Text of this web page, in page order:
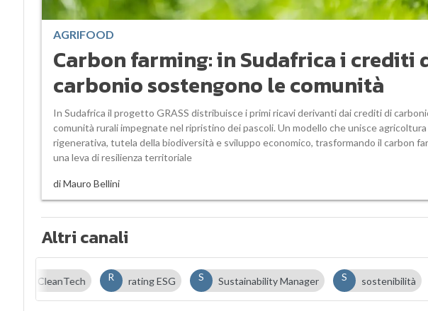
AGRIFOOD
Carbon farming: in Sudafrica i crediti
carbonio sostengono le comunità
In Sudafrica il progetto GRASS distribuisce i primi ricavi derivanti dai crediti di
comunità rurali impegnate nel ripristino dei pascoli. Un modello che unisce agricoltura
rigenerativa, tutela della biodiversità e sviluppo economico, trasformando il carbon
una leva di resilienza territoriale
diMauro Bellini
Altri canali
CleanTech R rating ESG S Sustainability Manager S sostenibilità